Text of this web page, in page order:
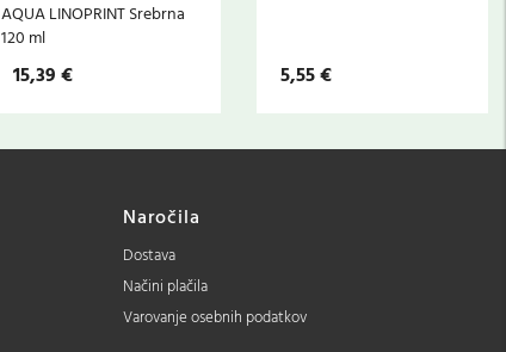
AQUA LINOPRINT Srebrna
120 ml
15,39 € 5,55 €
Naročila
Dostava
Načini plačila
Varovanje osebnih podatkov